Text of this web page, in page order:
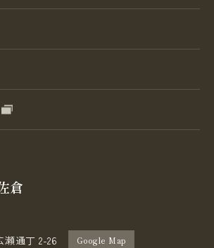
倉
通丁 2-26 Google Map